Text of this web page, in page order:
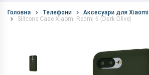
Головна Телефони Аксесуари для Xiaomi
Silicone Case Xiaomi Redmi 6 (Dark Olive)